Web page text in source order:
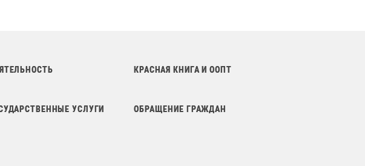
КРАСНАЯ КНИГА И ООПТ
УСЛУГИ ОБРАЩЕНИЕ ГРАЖДАН